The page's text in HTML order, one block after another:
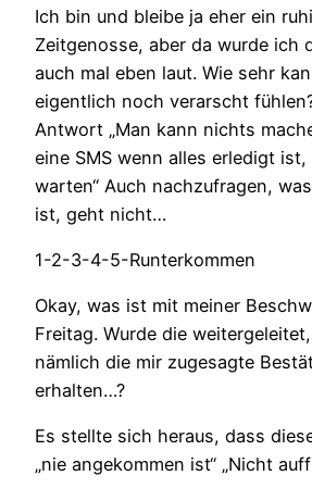
Ich bin und bleibe ja eher ein
Zeitgenosse, aber da wurde ich
auch mal eben laut. Wie sehr
eigentlich noch verarscht
Antwort „Man kann nichts
eine SMS wenn alles erledigt ist,
warten“ Auch nachzufragen,
ist, geht nicht…
1-2-3-4-5-Runterkommen
Okay, was ist mit meiner
Freitag. Wurde die
nämlich die mir zugesagte
erhalten…?
Es stellte sich heraus, dass
„nie angekommen ist“ „Nicht